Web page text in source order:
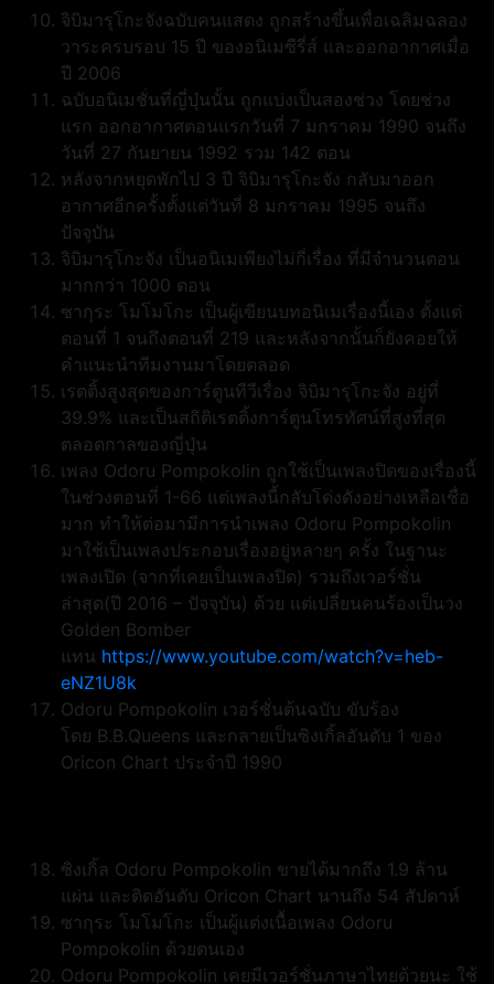
จิบิมารุโกะจังฉบับคนแสดง ถูกสร้างขึ้นเพื่อเฉลิมฉลอง
วาระครบรอบ 15 ปี ของอนิเมซีรี่ส์ และออกอากาศเมื่อ
ปี 2006
ฉบับอนิเมชั่นที่ญี่ปุ่นนั้น ถูกแบ่งเป็นสองช่วง โดยช่วง
แรก ออกอากาศตอนแรกวันที่ 7 มกราคม 1990 จนถึง
วันที่ 27 กันยายน 1992 รวม 142 ตอน
หลังจากหยุดพักไป 3 ปี จิบิมารุโกะจัง กลับมาออก
อากาศอีกครั้งตั้งแต่วันที่ 8 มกราคม 1995 จนถึง
ปัจจุบัน
จิบิมารุโกะจัง เป็นอนิเมเพียงไม่กี่เรื่อง ที่มีจำนวนตอน
มากกว่า 1000 ตอน
ซากุระ โมโมโกะ เป็นผู้เขียนบทอนิเมเรื่องนี้เอง ตั้งแต่
ตอนที่ 1 จนถึงตอนที่ 219 และหลังจากนั้นก็ยังคอยให้
คำแนะนำทีมงานมาโดยตลอด
เรตติ้งสูงสุดของการ์ตูนทีวีเรื่อง จิบิมารุโกะจัง อยู่ที่
39.9% และเป็นสถิติเรตติ้งการ์ตูนโทรทัศน์ที่สูงที่สุด
ตลอดกาลของญี่ปุ่น
เพลง Odoru Pompokolin ถูกใช้เป็นเพลงปิดของเรื่องนี้
ในช่วงตอนที่ 1-66 แต่เพลงนี้กลับโด่งดังอย่างเหลือเชื่อ
มาก ทำให้ต่อมามีการนำเพลง Odoru Pompokolin
มาใช้เป็นเพลงประกอบเรื่องอยู่หลายๆ ครั้ง ในฐานะ
เพลงเปิด (จากที่เคยเป็นเพลงปิด) รวมถึงเวอร์ชั่น
ล่าสุด(ปี 2016 – ปัจจุบัน) ด้วย แต่เปลี่ยนคนร้องเป็นวง
Golden Bomber
แทน https://www.youtube.com/watch?v=heb-
eNZ1U8k
Odoru Pompokolin เวอร์ชั่นต้นฉบับ ขับร้อง
โดย B.B.Queens และกลายเป็นซิงเกิ้ลอันดับ 1 ของ
Oricon Chart ประจำปี 1990
ซิงเกิ้ล Odoru Pompokolin ขายได้มากถึง 1.9 ล้าน
แผ่น และติดอันดับ Oricon Chart นานถึง 54 สัปดาห์
ซากุระ โมโมโกะ เป็นผู้แต่งเนื้อเพลง Odoru
Pompokolin ด้วยตนเอง
Odoru Pompokolin เคยมีเวอร์ชั่นภาษาไทยด้วยนะ ใช้